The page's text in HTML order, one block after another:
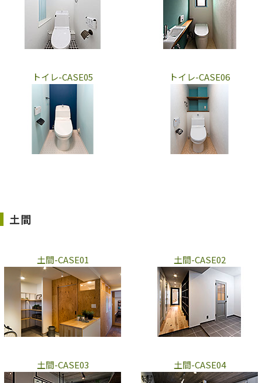
トイレ-CASE05 トイレ-CASE06
土間
土間-CASE01 土間-CASE02
土間-CASE03 土間-CASE04